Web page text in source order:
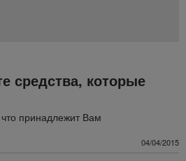
средства, которые
принадлежит Вам
04/04/2015